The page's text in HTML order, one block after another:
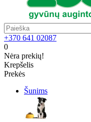
+370 641 02087
0
Nėra prekių!
Krepšelis
Prekės
Šunims